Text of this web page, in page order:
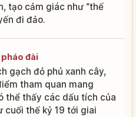
tạo cảm giác như “thế
đi đảo.
đài
gạch đỏ phủ xanh cây,
tham quan mang
thể thấy các dấu tích của
cuối thế kỷ 19 tới giai